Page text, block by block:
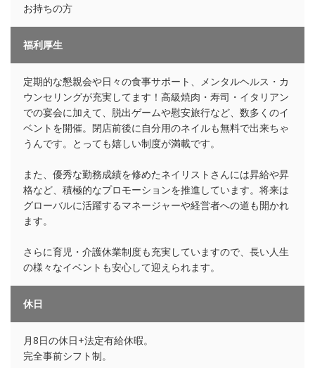
お持ちの方
福利厚生
定期的な懇親会や日々の食事サポート、メンタルヘルス・カ
ウンセリングが充実してます！高級焼肉・寿司・イタリアン
での宴会に加えて、脱出ゲームや慰安旅行など、数多くのイ
ベントを開催。閉店前後に自分用のネイルも無料で出来ちゃ
うんです。とっても嬉しい制度が満載です。
また、優秀な勤務成績を修めたネイリストさんには昇給や昇
格など、積極的なプロモーションを推進しています。将来は
グローバルに活躍するマネージャーや経営者への道も開かれ
ます。
さらに育児・介護休業制度も充実していますので、長い人生
の様々なイベントも安心して迎えられます。
休日
月8日の休日+法定有給休暇。
完全事前シフト制。